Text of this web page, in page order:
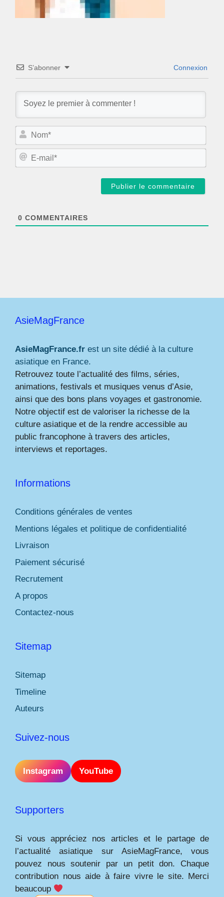
S’abonner Connexion
N
m
E
0 COMMENTAIRES
AsieMagFrance
AsieMagFrance.fr est un site dédié à la culture
asiatique en France.
Retrouvez toute l’actualité des films, séries,
animations, festivals et musiques venus d’Asie,
ainsi que des bons plans voyages et gastronomie.
Notre objectif est de valoriser la richesse de la
culture asiatique et de la rendre accessible au
public francophone à travers des articles,
interviews et reportages.
Informations
Conditions générales de ventes
Mentions légales et politique de confidentialité
Livraison
Paiement sécurisé
Recrutement
A propos
Contactez-nous
Sitemap
Sitemap
Timeline
Auteurs
Suivez-nous
Instagram YouTube
Supporters
Si vous appréciez nos articles et le partage de
l’actualité asiatique sur AsieMagFrance, vous
pouvez nous soutenir par un petit don. Chaque
contribution nous aide à faire vivre le site. Merci
beaucoup